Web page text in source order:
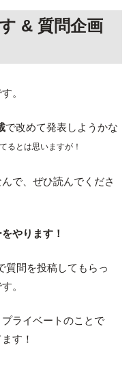
& 質問企画
。
で改めて発表しようかな
るとは思いますが！
で、ぜひ読んでくださ
やります！
質問を投稿してもらっ
。
ライベートのことで
す！